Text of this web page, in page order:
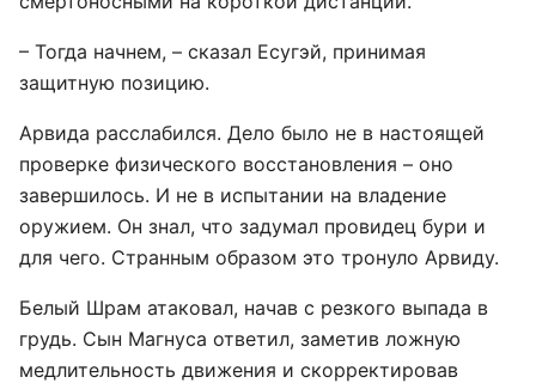
– Тогда начнем, – сказал Есугэй, принимая
защитную позицию.
Арвида расслабился. Дело было не в настоящей
проверке физического восстановления – оно
завершилось. И не в испытании на владение
оружием. Он знал, что задумал провидец бури и
для чего. Странным образом это тронуло Арвиду.
Белый Шрам атаковал, начав с резкого выпада в
грудь. Сын Магнуса ответил, заметив ложную
медлительность движения и скорректировав